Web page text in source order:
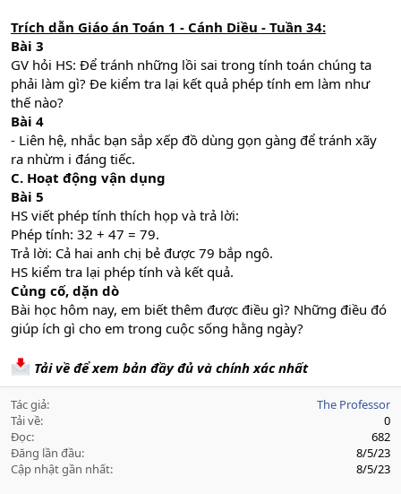
Trích dẫn Giáo án Toán 1 - Cánh Diều - Tuần 34:
Bài 3
GV hỏi HS: Để tránh những lồi sai trong tính toán chúng ta
phải làm gì? Đe kiểm tra lại kết quả phép tính em làm như
thế nào?
Bài 4
- Liên hệ, nhắc bạn sắp xếp đồ dùng gọn gàng để tránh xãy
ra nhừm i đáng tiếc.
C. Hoạt động vận dụng
Bài 5
HS viết phép tính thích họp và trả lời:
Phép tính: 32 + 47 = 79.
Trả lời: Cả hai anh chị bẻ được 79 bắp ngô.
HS kiểm tra lại phép tính và kết quả.
Củng cố, dặn dò
Bài học hôm nay, em biết thêm được điều gì? Những điều đó
giúp ích gì cho em trong cuộc sống hằng ngày?
Tải về để xem bản đầy đủ và chính xác nhất
Tác giả
The Professor
Tải về
0
Đọc
682
Đăng lần đầu
8/5/23
Cập nhật gần nhất
8/5/23